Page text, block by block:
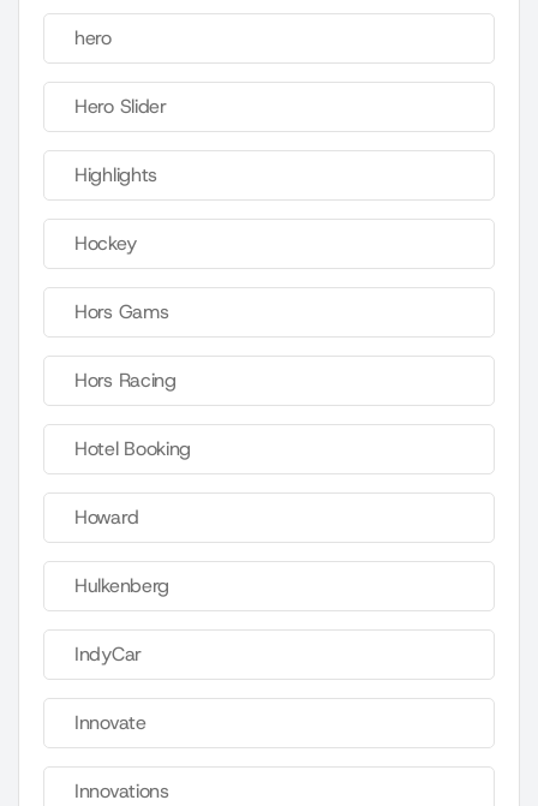
hero
Hero Slider
Highlights
Hockey
Hors Gams
Hors Racing
Hotel Booking
Howard
Hulkenberg
IndyCar
Innovate
Innovations